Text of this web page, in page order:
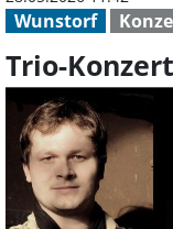
Wunstorf
Trio-